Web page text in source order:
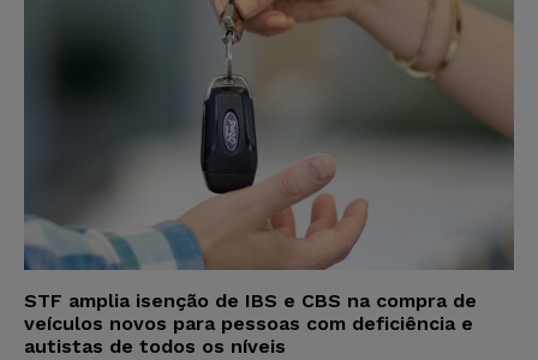
STF amplia isenção de IBS e CBS na compra de
veículos novos para pessoas com deficiência e
autistas de todos os níveis